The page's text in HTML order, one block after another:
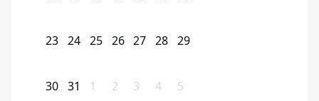
23 24 25 26 27 28 29
30 31 1 2 3 4 5